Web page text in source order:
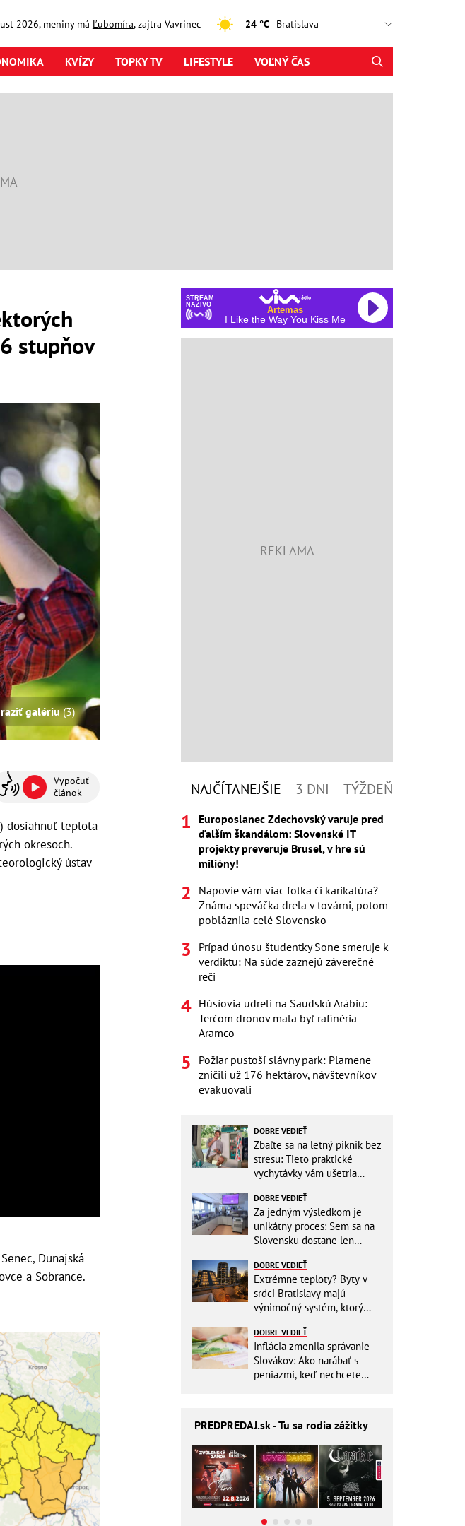
2026, meniny má Ľubomíra, zajtra Vavrinec 24 °C
KVÍZY TOPKY TV LIFESTYLE VOĽNÝ ČAS
stupňov
galériu(3)
Vypočuť
článok
dosiahnuť teplota
okresoch.
ústav
Dunajská
a Sobrance.
STREAM
NAŽIVO
Artemas
I Like the Way You Kiss Me
NAJČÍTANEJŠIE 3 DNI TÝŽDEŇ
Europoslanec Zdechovský varuje pred
ďalším škandálom: Slovenské IT
projekty preveruje Brusel, v hre sú
milióny!
Napovie vám viac fotka či karikatúra?
Známa speváčka drela v továrni, potom
pobláznila celé Slovensko
Prípad únosu študentky Sone smeruje k
verdiktu: Na súde zaznejú záverečné
reči
Húsíovia udreli na Saudskú Arábiu:
Terčom dronov mala byť rafinéria
Aramco
Požiar pustoší slávny park: Plamene
zničili už 176 hektárov, návštevníkov
evakuovali
DOBRE VEDIEŤ
Zbaľte sa na letný piknik bez
stresu: Tieto praktické
vychytávky vám ušetria
DOBRE VEDIEŤ
Za jedným výsledkom je
unikátny proces: Sem sa na
Slovensku dostane len
DOBRE VEDIEŤ
Extrémne teploty? Byty v
srdci Bratislavy majú
výnimočný systém, ktorý
DOBRE VEDIEŤ
Inflácia zmenila správanie
Slovákov: Ako narábať s
peniazmi, keď nechcete
PREDPREDAJ.sk - Tu sa rodia zážitky